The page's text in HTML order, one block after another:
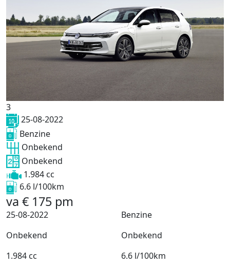
3
25-08-2022
Benzine
Onbekend
Onbekend
1.984 cc
6.6 l/100km
va € 175 pm
25-08-2022
Benzine
Onbekend
Onbekend
1.984 cc
6.6 l/100km